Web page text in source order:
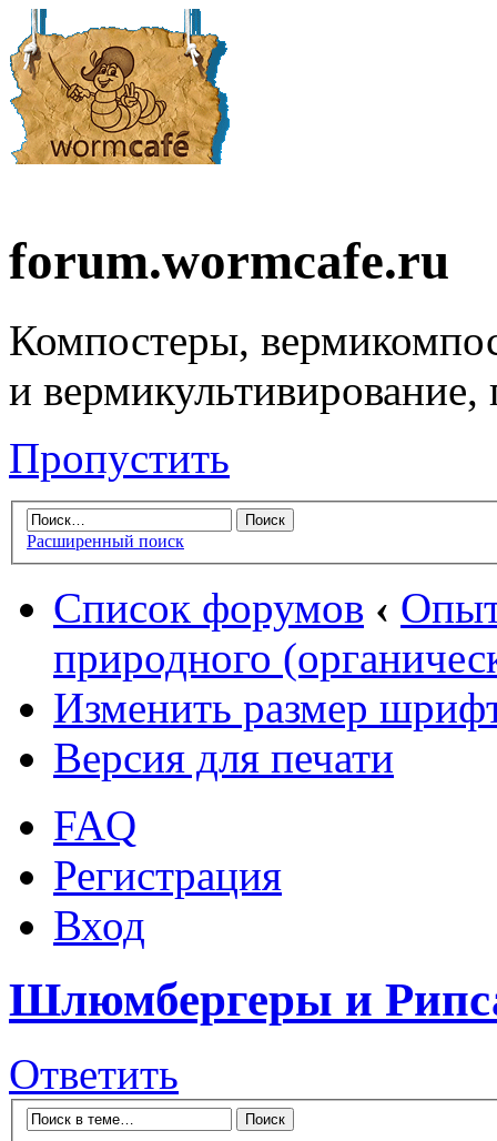
forum.wormcafe.ru
Компостеры,
и
Пропустить
Расширенный поиск
Список форумов ‹
природного
Изменить размер
Версия для печати
FAQ
Регистрация
Вход
Шлюмбергеры и
Ответить